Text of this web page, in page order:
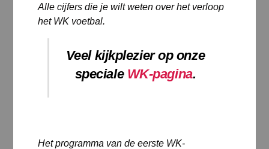
Alle cijfers die je wilt weten over het verloop
het WK voetbal.
Veel kijkplezier op onze
speciale WK-pagina.
Het programma van de eerste WK-